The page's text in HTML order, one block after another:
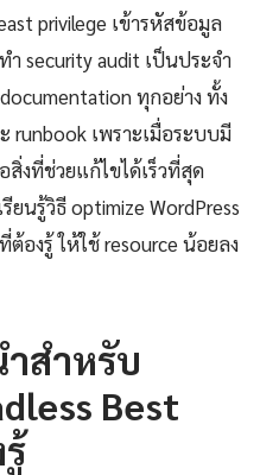
privilege เข้ารหัสข้อมูล
security audit เป็นประจำ
ทุกอย่าง ทั้ง
runbook เพราะเมื่อระบบมี
งที่ช่วยแก้ไขได้เร็วที่สุด
รียนรู้วิธี optimize WordPress
ต้องรู้ ให้ใช้ resource น้อยลง
สำหรับ
Best